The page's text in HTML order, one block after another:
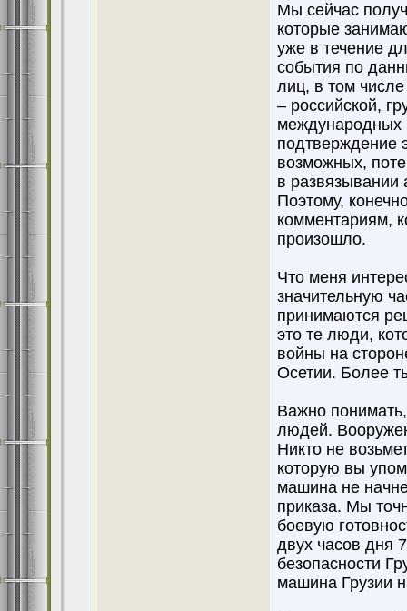
Мы сейчас
которые
уже в течение
события по
лиц, в том
– российской,
международных
подтверждение
возможных,
в развязывании
Поэтому,
комментариям,
произошло.
Что меня
значительную
принимаются
это те люди,
войны на
Осетии. Более
Важно
людей.
Никто не
которую вы
машина не
приказа. Мы
боевую
двух часов дня
безопасности
машина Грузии